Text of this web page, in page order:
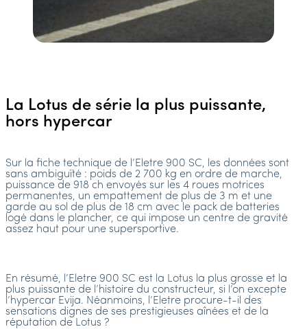
La Lotus de série la plus puissante,
hors hypercar
Sur la fiche technique de l’Eletre 900 SC, les données sont
sans ambiguïté : poids de 2 700 kg en ordre de marche,
puissance de 918 ch envoyés sur les 4 roues motrices
permanentes, un empattement de plus de 3 m et une
garde au sol de plus de 18 cm avec le pack de batteries
logé dans le plancher, ce qui impose un centre de gravité
assez haut pour une supersportive.
En résumé, l’Eletre 900 SC est la Lotus la plus grosse et la
plus puissante de l’histoire du constructeur, si l’on excepte
l’hypercar Evija. Néanmoins, l’Eletre procure-t-il des
sensations dignes de ses prestigieuses aînées et de la
réputation de Lotus ?